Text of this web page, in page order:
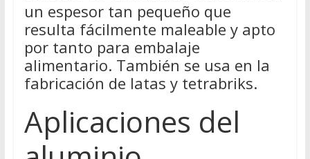
un espesor tan pequeño que
resulta fácilmente maleable y apto
por tanto para embalaje
alimentario. También se usa en la
fabricación de latas y tetrabriks.
Aplicaciones del